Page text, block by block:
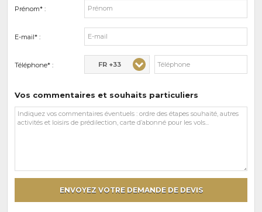
Prénom* :
E-mail* :
Téléphone* : FR +33
Vos commentaires et souhaits particuliers
Vos
commentaires
ENVOYEZ VOTRE DEMANDE DE DEVIS